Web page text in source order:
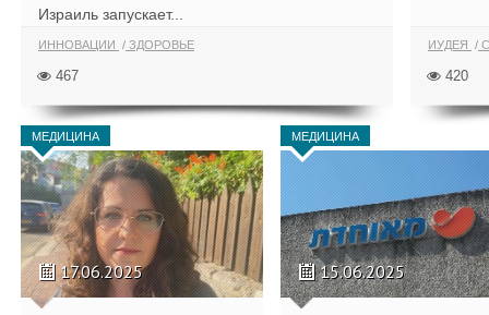
Израиль запускает...
ИННОВАЦИИ ЗДОРОВЬЕ
467
ИУДЕЯ
420
МЕДИЦИНА
17.06.2025
МЕДИЦИНА
15.06.2025